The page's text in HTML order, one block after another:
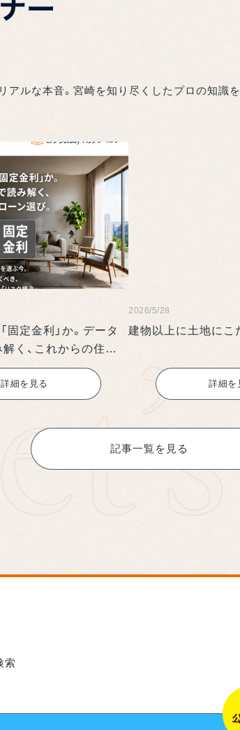
ルな本音。宮崎を知り尽くしたプロの知識
「固定金利」か。データ
く、これからの住宅
詳細を見る
2026/5/28
建物以上に土地にこ
詳細を
記事一覧を見る
索